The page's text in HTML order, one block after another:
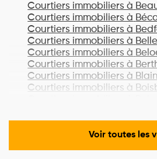
Courtiers immobiliers à
Courtiers immobiliers à
Courtiers immobiliers à
Courtiers immobiliers à
Courtiers immobiliers à
Courtiers immobiliers à
Courtiers immobiliers à
Courtiers immobiliers à
Courtiers immobiliers à
Courtiers immobiliers à
Voir toutes les